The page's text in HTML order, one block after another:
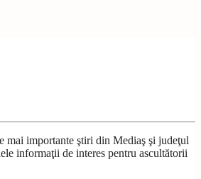
mai importante ştiri din Mediaş şi judeţul
informaţii de interes pentru ascultătorii